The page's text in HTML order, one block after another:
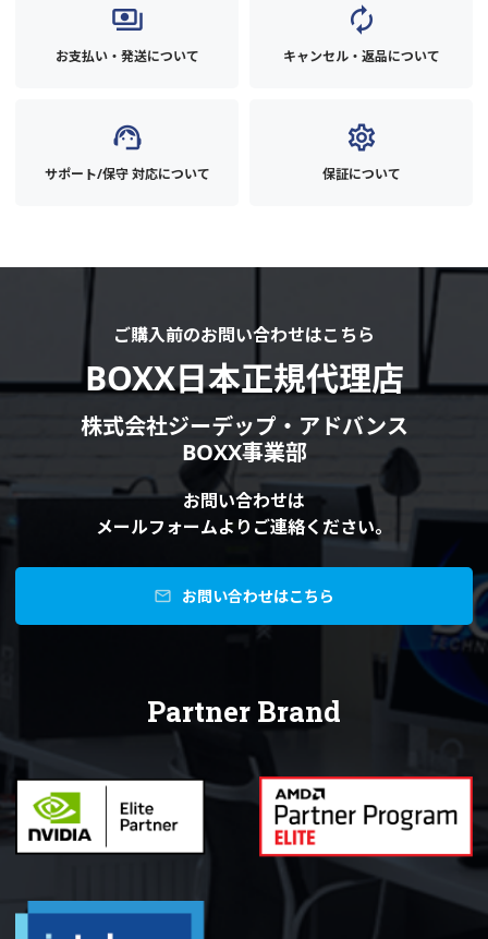
payments
お支払い・発送について
autorenew
キャンセル・返品について
support_agent
サポート/保守 対応について
settings
保証について
ご購入前のお問い合わせはこちら
BOXX日本正規代理店
株式会社ジーデップ・アドバンス
BOXX事業部
お問い合わせは
メールフォームよりご連絡ください。
mail お問い合わせはこちら
Partner Brand